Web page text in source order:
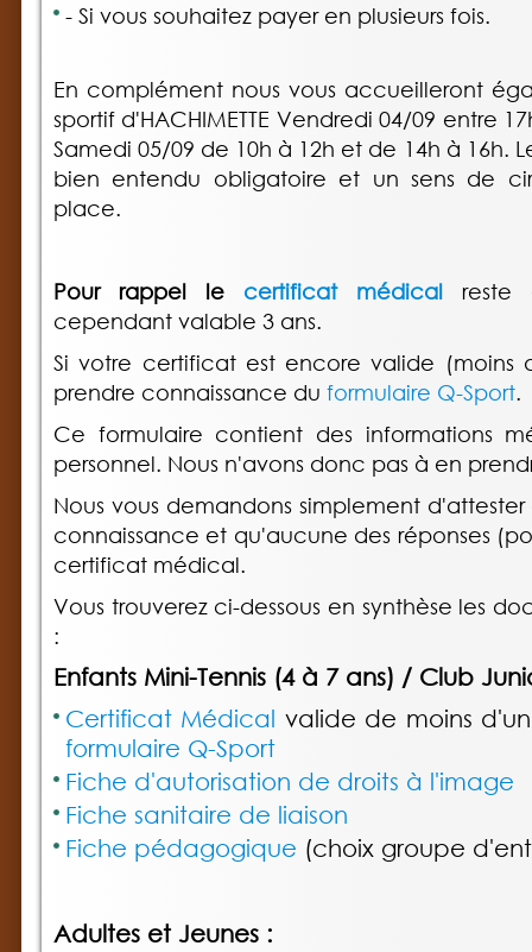
- Si vous souhaitez payer en plusieurs fois.
En complément nous vous accueilleront
sportif d'HACHIMETTE Vendredi 04/09 entre
Samedi 05/09 de 10h à 12h et de 14h à 16h.
bien entendu obligatoire et un sens de
place.
Pour rappel le certificat médical reste
cependant valable 3 ans.
Si votre certificat est encore valide (moins
prendre connaissance du formulaire Q-Sport.
Ce formulaire contient des informations
personnel. Nous n'avons donc pas à en
Nous vous demandons simplement
connaissance et qu'aucune des réponses
certificat médical.
Vous trouverez ci-dessous en synthèse les
:
Enfants Mini-Tennis (4 à 7 ans) / Club
Certificat Médical valide de moins
formulaire Q-Sport
Fiche d'autorisation de droits à l'image
Fiche sanitaire de liaison
Fiche pédagogique (choix groupe
Adultes et Jeunes :